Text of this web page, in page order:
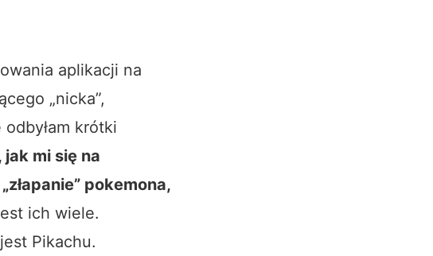
aplikacji na
„nicka”,
krótki
mi się na
pokemona,
ich wiele.
Pikachu.